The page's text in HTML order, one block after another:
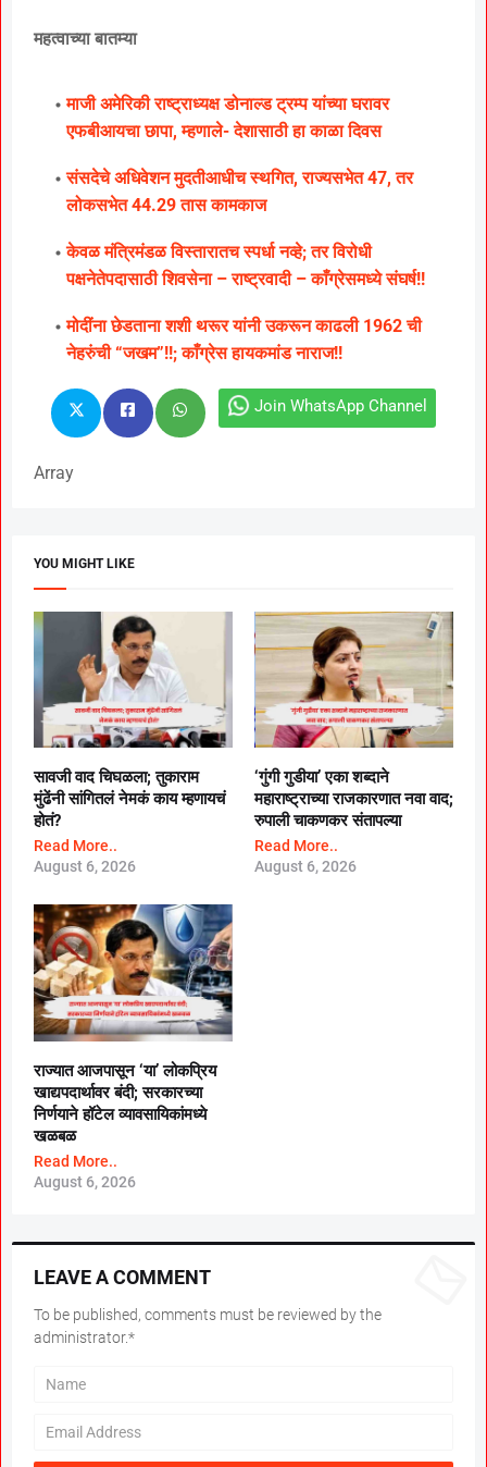
महत्वाच्या बातम्या
माजी अमेरिकी राष्ट्राध्यक्ष डोनाल्ड ट्रम्प यांच्या घरावर
एफबीआयचा छापा, म्हणाले- देशासाठी हा काळा दिवस
संसदेचे अधिवेशन मुदतीआधीच स्थगित, राज्यसभेत 47, तर
लोकसभेत 44.29 तास कामकाज
केवळ मंत्रिमंडळ विस्तारातच स्पर्धा नव्हे; तर विरोधी
पक्षनेतेपदासाठी शिवसेना – राष्ट्रवादी – काँग्रेसमध्ये संघर्ष!!
मोदींना छेडताना शशी थरूर यांनी उकरून काढली 1962 ची
नेहरुंची “जखम”!!; काँग्रेस हायकमांड नाराज!!
Join WhatsApp Channel
Array
YOU MIGHT LIKE
सावजी वाद चिघळला; तुकाराम
मुंढेंनी सांगितलं नेमकं काय म्हणायचं
होतं?
Read More..
August 6, 2026
‘गुंगी गुडीया’ एका शब्दाने
महाराष्ट्राच्या राजकारणात नवा वाद;
रुपाली चाकणकर संतापल्या
Read More..
August 6, 2026
राज्यात आजपासून ‘या’ लोकप्रिय
खाद्यपदार्थावर बंदी; सरकारच्या
निर्णयाने हॉटेल व्यावसायिकांमध्ये
खळबळ
Read More..
August 6, 2026
LEAVE A COMMENT
To be published, comments must be reviewed by the
administrator.*